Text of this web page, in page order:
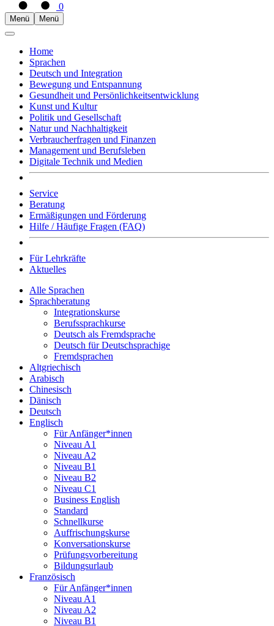
0
Menü Menü
Home
Sprachen
Deutsch und Integration
Bewegung und Entspannung
Gesundheit und Persönlichkeitsentwicklung
Kunst und Kultur
Politik und Gesellschaft
Natur und Nachhaltigkeit
Verbraucherfragen und Finanzen
Management und Berufsleben
Digitale Technik und Medien
Service
Beratung
Ermäßigungen und Förderung
Hilfe / Häufige Fragen (FAQ)
Für Lehrkräfte
Aktuelles
Alle Sprachen
Sprachberatung
Integrationskurse
Berufssprachkurse
Deutsch als Fremdsprache
Deutsch für Deutschsprachige
Fremdsprachen
Altgriechisch
Arabisch
Chinesisch
Dänisch
Deutsch
Englisch
Für Anfänger*innen
Niveau A1
Niveau A2
Niveau B1
Niveau B2
Niveau C1
Business English
Standard
Schnellkurse
Auffrischungskurse
Konversationskurse
Prüfungsvorbereitung
Bildungsurlaub
Französisch
Für Anfänger*innen
Niveau A1
Niveau A2
Niveau B1